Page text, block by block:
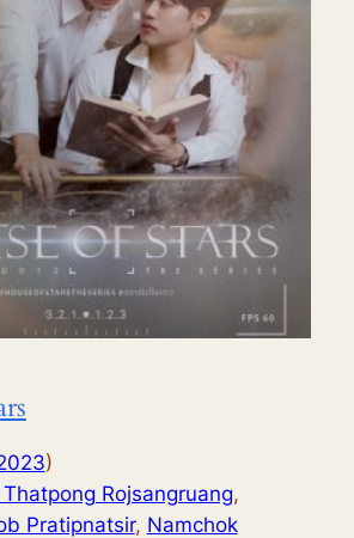
)
Rojsangruang,
Pratipnatsir, Namchok